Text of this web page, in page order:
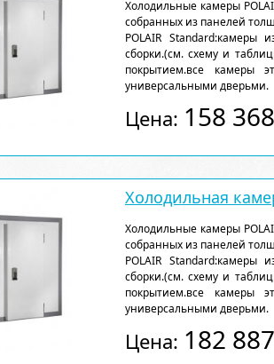
Холодильные камеры
собранных из панелей
POLAIR Standard:камеры
сборки.(см. схему и
покрытием.все камеры
универсальными дверьми.
Цена: 158 368
Холодильная
Холодильные камеры
собранных из панелей
POLAIR Standard:камеры
сборки.(см. схему и
покрытием.все камеры
универсальными дверьми.
Цена: 182 887